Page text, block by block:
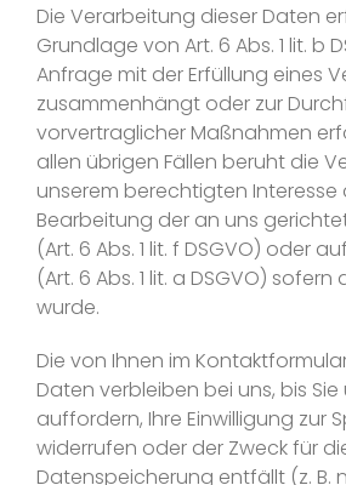
Die Verarbeitung dieser Daten
Grundlage von Art. 6 Abs. 1 lit. b
Anfrage mit der Erfüllung eines
zusammenhängt oder zur
vorvertraglicher Maßnahmen
allen übrigen Fällen beruht die
unserem berechtigten
Bearbeitung der an uns
(Art. 6 Abs. 1 lit. f DSGVO) oder
(Art. 6 Abs. 1 lit. a DSGVO)
wurde.
Die von Ihnen im
Daten verbleiben bei uns, bis
auffordern, Ihre Einwilligung zur
widerrufen oder der Zweck für
Datenspeicherung entfällt (z. B.